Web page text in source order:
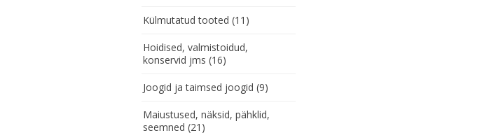
Külmutatud tooted (11)
Hoidised, valmistoidud,
konservid jms (16)
Joogid ja taimsed joogid (9)
Maiustused, näksid, pähklid,
seemned (21)